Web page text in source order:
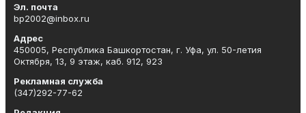
Эл. почта
bp2002@inbox.ru
Адрес
450005, Республика Башкортостан, г. Уфа, ул. 50-летия
Октября, 13, 9 этаж, каб. 912, 923
Рекламная служба
(347)292-77-62